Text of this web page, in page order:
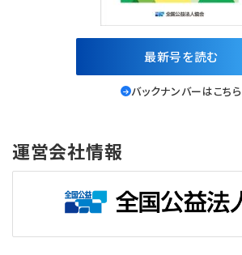
最新号を読む
バックナンバーはこちら
運営会社情報